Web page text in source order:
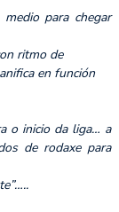
para chegar
ritmo de
en función
o inicio da liga… a
de rodaxe para